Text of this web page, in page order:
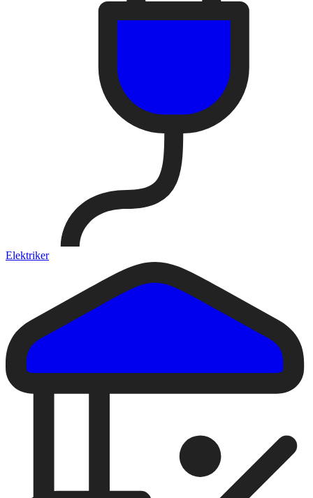
Elektriker